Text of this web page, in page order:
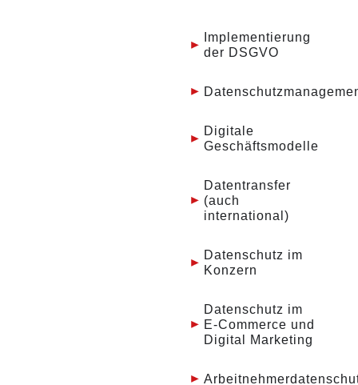
Implementierung
der DSGVO
Digitale
Geschäftsmodelle
Datentransfer
(auch
international)
Datenschutz im
Konzern
Datenschutz im
E-Commerce und
Digital Marketing